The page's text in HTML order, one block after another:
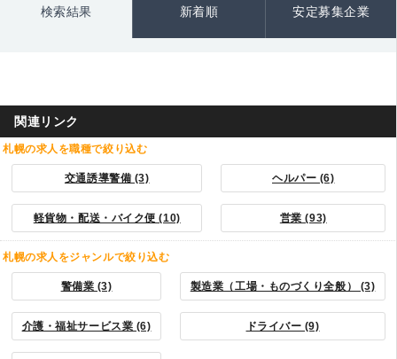
検索結果 新着順 安定募集企業
関連リンク
札幌の求人を職種で絞り込む
交通誘導警備 (3) ヘルパー (6)
軽貨物・配送・バイク便 (10) 営業 (93)
札幌の求人をジャンルで絞り込む
警備業 (3) 製造業（工場・ものづくり全般） (3)
介護・福祉サービス業 (6) ドライバー (9)